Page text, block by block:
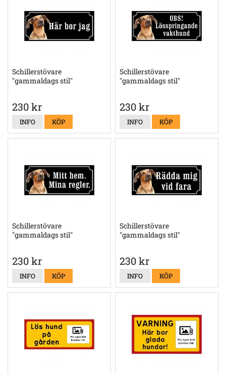
Schillerstövare
"gammaldags stil"
230 kr
INFO KÖP
Schillerstövare
"gammaldags stil"
230 kr
INFO KÖP
Schillerstövare
"gammaldags stil"
230 kr
INFO KÖP
Schillerstövare
"gammaldags stil"
230 kr
INFO KÖP